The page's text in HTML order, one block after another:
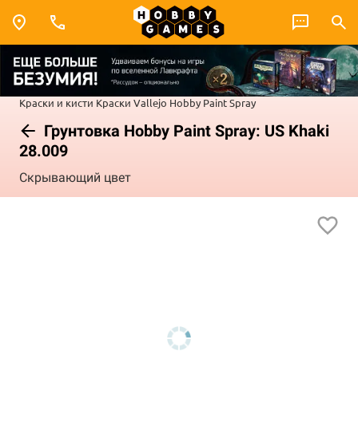
Краски и кисти Краски Vallejo Hobby Paint Spray
Грунтовка Hobby Paint Spray: US Khaki
28.009
Скрывающий цвет